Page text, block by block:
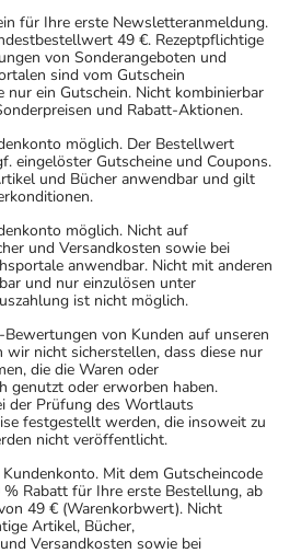
für Ihre erste Newsletteranmeldung.
49 €. Rezeptpflichtige
von Sonderangeboten und
sind vom Gutschein
nur ein Gutschein. Nicht kombinierbar
und Rabatt-Aktionen.
möglich. Der Bestellwert
eingelöster Gutscheine und Coupons.
und Bücher anwendbar und gilt
möglich. Nicht auf
und Versandkosten sowie bei
anwendbar. Nicht mit anderen
und nur einzulösen unter
ist nicht möglich.
von Kunden auf unseren
nicht sicherstellen, dass diese nur
die die Waren oder
genutzt oder erworben haben.
der Prüfung des Wortlauts
festgestellt werden, die insoweit zu
nicht veröffentlicht.
Mit dem Gutscheincode
Rabatt für Ihre erste Bestellung, ab
49 € (Warenkorbwert). Nicht
Artikel, Bücher,
Versandkosten sowie bei